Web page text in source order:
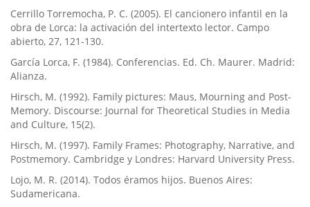
Cerrillo Torremocha, P. C. (2005). El cancionero infantil en la
obra de Lorca: la activación del intertexto lector. Campo
abierto, 27, 121-130.
García Lorca, F. (1984). Conferencias. Ed. Ch. Maurer. Madrid:
Alianza.
Hirsch, M. (1992). Family pictures: Maus, Mourning and Post-
Memory. Discourse: Journal for Theoretical Studies in Media
and Culture, 15(2).
Hirsch, M. (1997). Family Frames: Photography, Narrative, and
Postmemory. Cambridge y Londres: Harvard University Press.
Lojo, M. R. (2014). Todos éramos hijos. Buenos Aires:
Sudamericana.